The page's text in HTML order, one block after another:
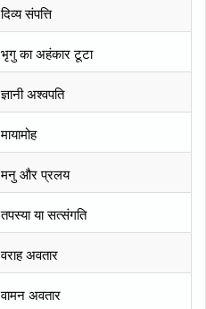
दिव्य संपत्ति
भृगु का अहंकार टूटा
ज्ञानी अश्वपति
मायामोह
मनु और प्रलय
तपस्या या सत्संगति
वराह अवतार
वामन अवतार